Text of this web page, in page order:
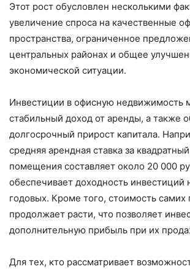
Этот рост обусловлен несколькими
увеличение спроса на качественные
пространства, ограниченное
центральных районах и общее
экономической ситуации.
Инвестиции в офисную недвижимость
стабильный доход от аренды, а также
долгосрочный прирост капитала.
средняя арендная ставка за
помещения составляет около 20 000
обеспечивает доходность инвестиций
годовых. Кроме того, стоимость
продолжает расти, что позволяет
дополнительную прибыль при их
Для тех, кто рассматривает